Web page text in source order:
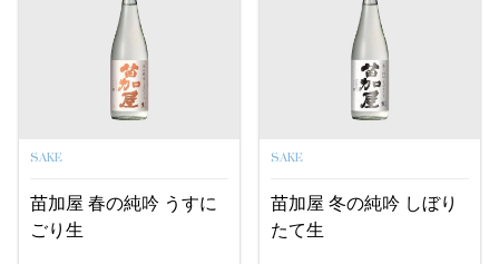
SAKE
苗加屋 春の純吟 うすに
ごり生
SAKE
苗加屋 冬の純吟 しぼり
たて生